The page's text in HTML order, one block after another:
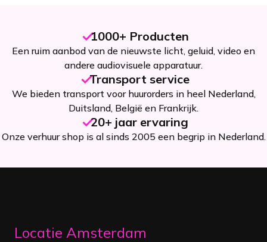
1000+ Producten
Een ruim aanbod van de nieuwste licht, geluid, video en
andere audiovisuele apparatuur.
Transport service
We bieden transport voor huurorders in heel Nederland,
Duitsland, België en Frankrijk.
20+ jaar ervaring
Onze verhuur shop is al sinds 2005 een begrip in Nederland.
Locatie Amsterdam